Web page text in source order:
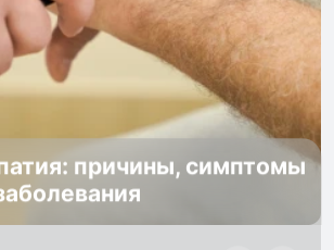
причины, симптомы